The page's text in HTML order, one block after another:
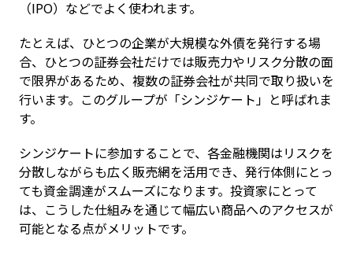
（IPO）などでよく使われます。
たとえば、ひとつの企業が大規模な外債を発行する場
合、ひとつの証券会社だけでは販売力やリスク分散の面
で限界があるため、複数の証券会社が共同で取り扱いを
行います。このグループが「シンジケート」と呼ばれま
す。
シンジケートに参加することで、各金融機関はリスクを
分散しながらも広く販売網を活用でき、発行体側にとっ
ても資金調達がスムーズになります。投資家にとって
は、こうした仕組みを通じて幅広い商品へのアクセスが
可能となる点がメリットです。